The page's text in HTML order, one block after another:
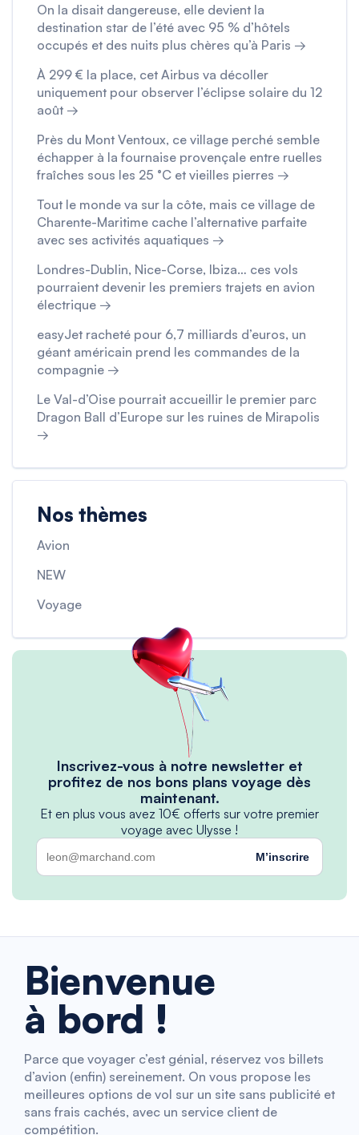
On la disait dangereuse, elle devient la
destination star de l’été avec 95 % d’hôtels
occupés et des nuits plus chères qu’à Paris →
À 299 € la place, cet Airbus va décoller
uniquement pour observer l’éclipse solaire du 12
août →
Près du Mont Ventoux, ce village perché semble
échapper à la fournaise provençale entre ruelles
fraîches sous les 25 °C et vieilles pierres →
Tout le monde va sur la côte, mais ce village de
Charente-Maritime cache l’alternative parfaite
avec ses activités aquatiques →
Londres-Dublin, Nice-Corse, Ibiza… ces vols
pourraient devenir les premiers trajets en avion
électrique →
easyJet racheté pour 6,7 milliards d’euros, un
géant américain prend les commandes de la
compagnie →
Le Val-d’Oise pourrait accueillir le premier parc
Dragon Ball d’Europe sur les ruines de Mirapolis
→
Nos thèmes
Avion
NEW
Voyage
Inscrivez-vous à notre newsletter et
profitez de nos bons plans voyage dès
maintenant.
Et en plus vous avez 10€ offerts sur votre premier
voyage avec Ulysse !
M’inscrire
Bienvenue
à bord !
Parce que voyager c’est génial, réservez vos billets
d’avion (enfin) sereinement. On vous propose les
meilleures options de vol sur un site sans publicité et
sans frais cachés, avec un service client de
compétition.